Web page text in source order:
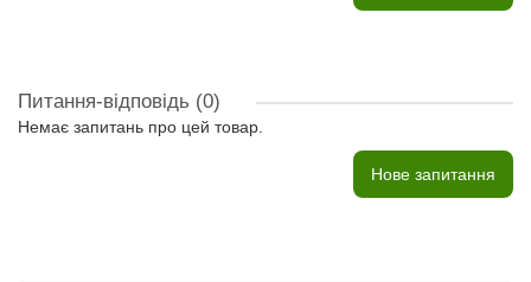
Питання-відповідь (0)
Немає запитань про цей товар.
Нове запитання